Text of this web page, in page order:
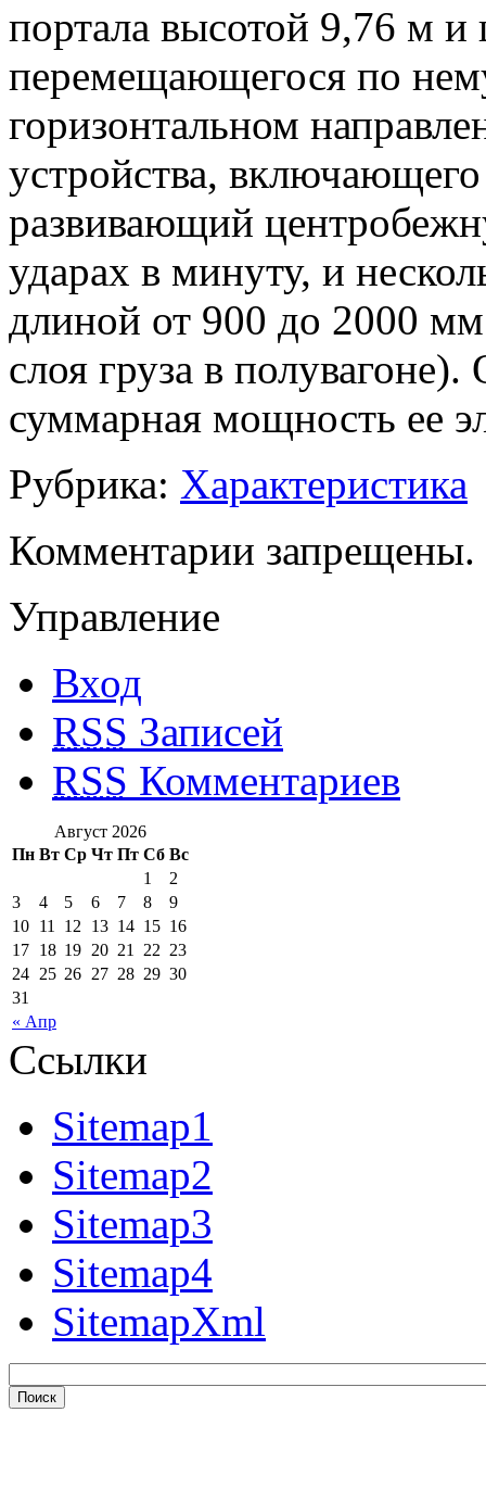
портала высотой 9,76 м
перемещающегося по
горизонтальном
устройства,
развивающий
ударах в минуту, и
длиной от 900 до 2000
слоя груза в
суммарная мощность ее
Рубрика: Характеристика
Комментарии запрещены.
Управление
Вход
RSS Записей
RSS Комментариев
Август 2026
Пн Вт Ср Чт Пт Сб Вс
« Апр
1
2
3
4 5 6 7 8
9
10 11 12 13 14 15 16
17 18 19 20 21 22 23
24 25 26 27 28 29 30
31
Ссылки
Sitemap1
Sitemap2
Sitemap3
Sitemap4
SitemapXml